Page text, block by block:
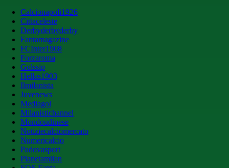
Calcionapoli1926
Cittaceleste
Derbyderbyderby
Fantamagazine
FCInter1908
Forzaroma
Golssip
Hellas1903
Ilmilanista
Juvenews
Mediagol
Milanistichannel
Mondoudinese
Notiziecalciomercato
Numericalcio
Padovasport
Pianetamilan